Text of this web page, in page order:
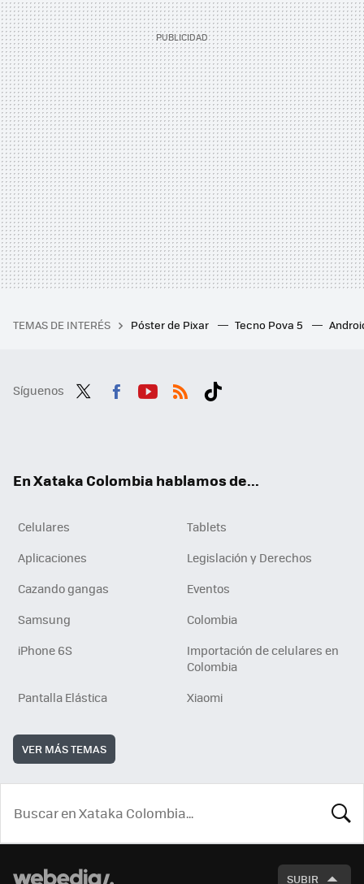
TEMAS DE INTERÉS Póster de Pixar Tecno Pova 5
Síguenos
En Xataka Colombia hablamos de...
Celulares
Tablets
Aplicaciones
Legislación y Derechos
Cazando gangas
Eventos
Samsung
Colombia
iPhone 6S
Importación de celulares en
Colombia
Pantalla Elástica
Xiaomi
VER MÁS TEMAS
SUBIR